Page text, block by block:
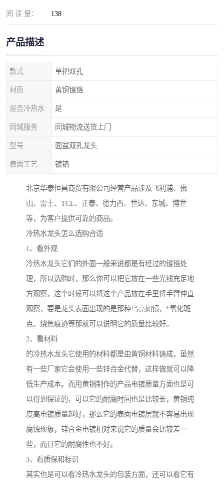
阅 读 量： 138
产品描述
款式 单把双孔
材质 黄铜镀铬
是否冷热水 是
同城服务 同城物流送货上门
型号 面盆双孔龙头
表面工艺 镀铬
北京华泰恒昌商贸有限公司经营产品涉及飞利浦、佛
山、雷士、TCL、正泰、德力西、世达、东城、博世
等，为客户提供可靠的商品。
冷热水龙头怎么选购合适
1、看外观
冷热水龙头它们的外面一般来说都是有经过的镀铬处
理，所以选购时，那么你可以把它放在一些光线充足地
方观察，这个时候可以将这个产品放在手里将手臂伸直
观察，要是龙头表面出现的是那种乌亮如镜，*氧化斑
点、烧焦痕迹等那就可以说明它的质量比较好。
2、看材料
的冷热水龙头它使用的材料都是由黄铜材料铸成，虽然
有一些厂家它会使用一些锌合金代替，这样做就可以降
低生产成本。而用黄铜制作的产品电镀质量方面也是可
以得到保证的，可以它的耐腐时间也是比较长，黄铜纯
度高电镀质量越好，那么它的表面电镀层就不容易出现
腐蚀现象，锌合金电镀相对来说它的质量会比较差一
些，而且它的耐腐性也不好。
3、看质保和标识
其实也是可以看冷热水龙头的包装方面，还可以看它有